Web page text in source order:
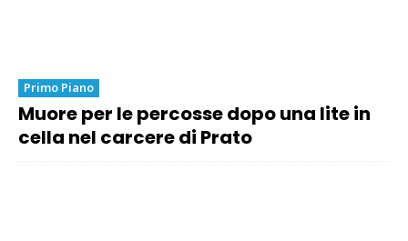
Primo Piano
Muore per le percosse dopo una lite in
cella nel carcere di Prato